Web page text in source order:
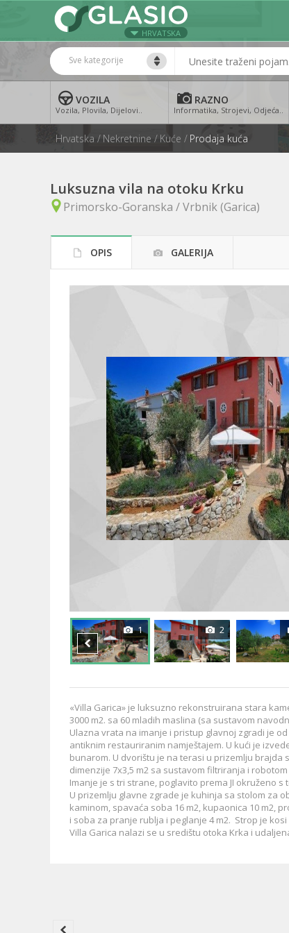
HRVATSKA
Sve kategorije
VOZILA
Vozila, Plovila, Dijelovi..
RAZNO
Informatika, Strojevi, Odjeća..
Hrvatska Nekretnine Kuće Prodaja kuća
Luksuzna vila na otoku Krku
Primorsko-Goranska / Vrbnik (Garica)
OPIS GALERIJA
1 2
«Villa Garica» je luksuzno rekonstruirana stara
3000 m2. sa 60 mladih maslina (sa sustavom
Ulazna vrata na imanje i pristup glavnoj zgradi je
antiknim restauriranim namještajem. U kući je
bunarom. U dvorištu je na terasi u prizemlju brajda
dimenzije 7x3,5 m2 sa sustavom filtriranja i
Imanje je s tri strane, poglavito prema JI okruženo
U prizemlju glavne zgrade je kuhinja sa stolom za
kaminom, spavaća soba 16 m2, kupaonica 10 m2,
i soba za pranje rublja i peglanje 4 m2. Strop je kosi
Villa Garica nalazi se u središtu otoka Krka i